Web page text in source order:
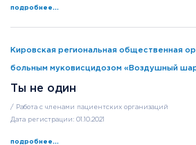
подробнее...
Кировская региональная общественная
больным муковисцидозом «Воздушный
Ты не один
/ Работа с членами пациентских организаций
Дата регистрации: 01.10.2021
подробнее...